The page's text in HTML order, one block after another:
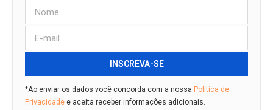
INSCREVA-SE
*Ao enviar os dados você concorda com a nossa Política de
Privacidade e aceita receber informações adicionais.